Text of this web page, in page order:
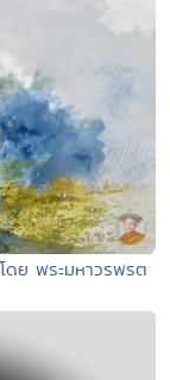
ย พระมหาวรพรต